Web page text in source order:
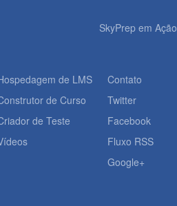
SkyPrep em Ação
de LMS
de Curso
de Teste
Contato
Twitter
Facebook
Fluxo RSS
Google+